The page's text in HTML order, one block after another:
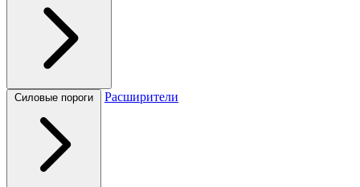
Силовые пороги Расширители